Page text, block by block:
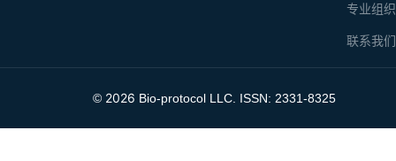
专业组
联系我们
© 2026 Bio-protocol LLC. ISSN: 2331-8325